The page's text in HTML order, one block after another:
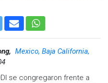
Mexico, Baja California,
se congregaron frente a